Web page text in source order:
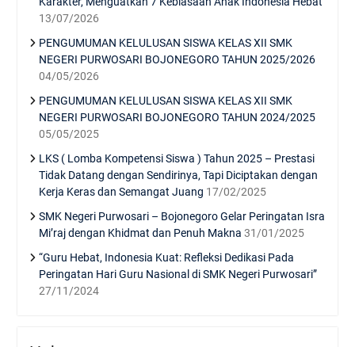
13/07/2026
PENGUMUMAN KELULUSAN SISWA KELAS XII SMK
NEGERI PURWOSARI BOJONEGORO TAHUN 2025/2026
04/05/2026
PENGUMUMAN KELULUSAN SISWA KELAS XII SMK
NEGERI PURWOSARI BOJONEGORO TAHUN 2024/2025
05/05/2025
LKS ( Lomba Kompetensi Siswa ) Tahun 2025 – Prestasi
Tidak Datang dengan Sendirinya, Tapi Diciptakan dengan
Kerja Keras dan Semangat Juang 17/02/2025
SMK Negeri Purwosari – Bojonegoro Gelar Peringatan Isra
Mi’raj dengan Khidmat dan Penuh Makna 31/01/2025
“Guru Hebat, Indonesia Kuat: Refleksi Dedikasi Pada
Peringatan Hari Guru Nasional di SMK Negeri Purwosari”
27/11/2024